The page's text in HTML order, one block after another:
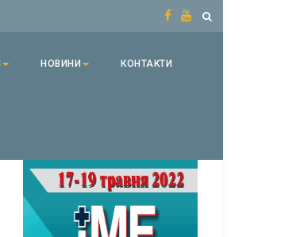
НОВИНИ КОНТАКТИ